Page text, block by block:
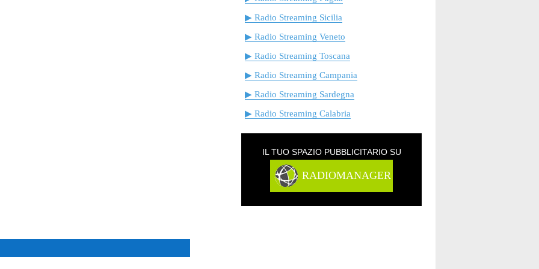
▶ Radio Streaming Sicilia
▶ Radio Streaming Veneto
▶ Radio Streaming Toscana
▶ Radio Streaming Campania
▶ Radio Streaming Sardegna
▶ Radio Streaming Calabria
IL TUO SPAZIO PUBBLICITARIO SU
RADIOMANAGER